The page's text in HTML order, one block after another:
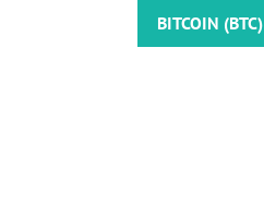
BITCOIN (BTC)